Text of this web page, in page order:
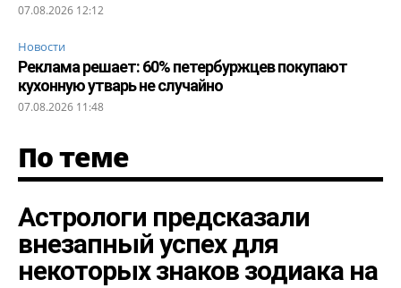
07.08.2026 12:12
Новости
Реклама решает: 60% петербуржцев покупают
кухонную утварь не случайно
07.08.2026 11:48
По теме
Астрологи предсказали
внезапный успех для
некоторых знаков зодиака на